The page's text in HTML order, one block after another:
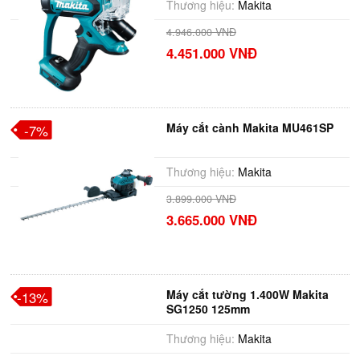
Thương hiệu: Makita
4.946.000 VNĐ
4.451.000 VNĐ
Máy cắt cành Makita MU461SP
Thương hiệu: Makita
3.899.000 VNĐ
3.665.000 VNĐ
-7%
Máy cắt tường 1.400W Makita
SG1250 125mm
Thương hiệu: Makita
-13%